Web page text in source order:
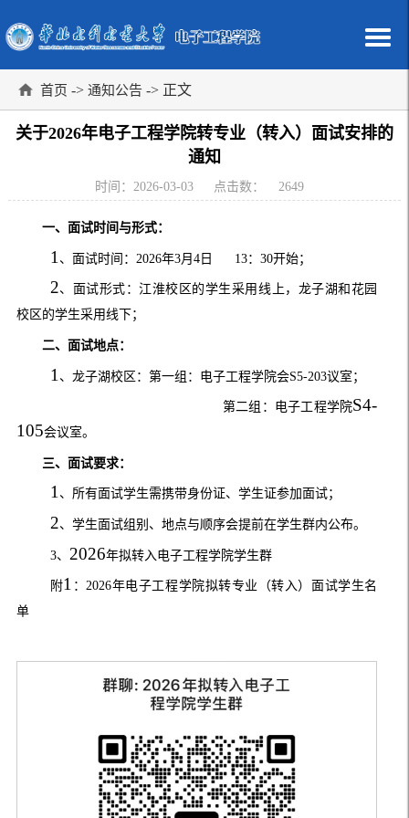
首页 -> 通知公告 -> 正文
关于2026年电子工程学院转专业（转入）面试安排的
通知
时间：2026-03-03 点击数： 2649
一、面试时间与形式：
1 、面试时间： 2026年3月 4日 13： 30开始；
2、面试形式：江淮校区的学生采用线上，龙子湖和花园
校区的学生采用线下；
二、面试地点：
1 、龙子湖校区：第一组：电子工程学院会S5-203议室；
第二组：电子工程学院S4-
105会议室。
三、面试要求：
1、所有面试学生需携带身份证、学生证参加面试；
2、学生面试组别、地点与顺序会提前在学生群内公布。
3、 2026年拟转入电子工程学院学生群
附1 ：2026年电子工程学院拟转专业（转入）面试学生名
单